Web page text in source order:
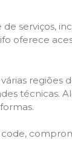
serviços,
oferece
regiões
técnicas.